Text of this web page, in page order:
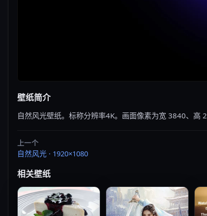
壁纸简介
自然风光壁纸。标称分辨率4K。画面像素为宽 3840、高
上一个
自然风光 · 1920×1080
相关壁纸